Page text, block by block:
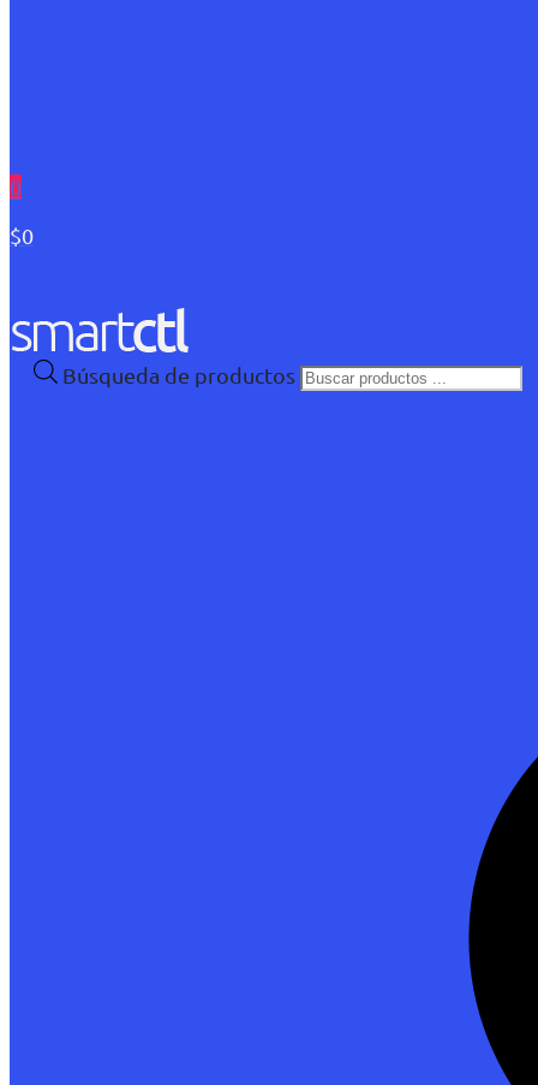
0
$0
Búsqueda de productos